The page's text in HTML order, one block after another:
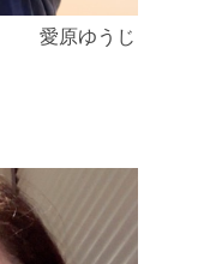
愛原ゆうじ